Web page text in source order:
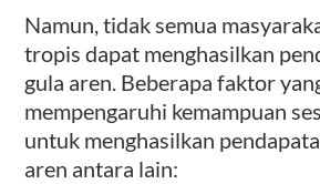
Namun, tidak semua
tropis dapat menghasilkan
gula aren. Beberapa faktor
mempengaruhi kemampuan
untuk menghasilkan
aren antara lain: